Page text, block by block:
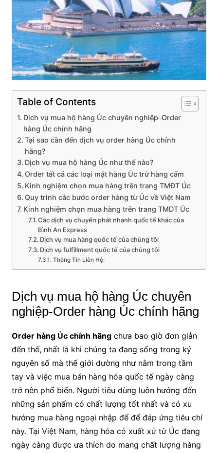
Table of Contents
Dịch vụ mua hộ hàng Úc chuyên nghiệp-Order
hàng Úc chính hãng
Tại sao cần đến dịch vụ order hàng Úc chính
hãng?
Dịch vụ mua hộ hàng Úc như thế nào?
Order tất cả các loại mặt hàng Úc trừ hàng cấm
Kinh nghiệm chọn mua hàng trên trang TMĐT Úc
Quy trình các bước order hàng từ Úc về Việt Nam
Kinh nghiệm chọn mua hàng trên trang TMĐT Úc
Các dịch vụ chuyển phát nhanh quốc tế khác của
Bình An Express
Dịch vụ mua hàng quốc tế của chúng tôi
Dịch vụ fulfillment quốc tế của chúng tôi
Thông Tin Liên Hệ:
Dịch vụ mua hộ hàng Úc chuyên
nghiệp-Order hàng Úc chính hãng
Order hàng Úc chính hãngchưa bao giờ đơn giản
đến thế, nhất là khi chúng ta đang sống trong kỷ
nguyên số mà thế giới dường như nằm trong tầm
tay và việc mua bán hàng hóa quốc tế ngày càng
trở nên phổ biến. Người tiêu dùng luôn hướng đến
những sản phẩm có chất lượng tốt nhất và có xu
hướng mua hàng ngoại nhập để để đáp ứng tiêu chí
này. Tại Việt Nam, hàng hóa có xuất xứ từ Úc đang
ngày càng được ưa thích do mang chất lượng hàng